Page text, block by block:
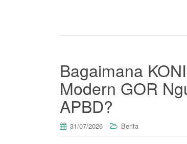
Bagaimana
Modern GOR
APBD?
31/07/2026 Berita